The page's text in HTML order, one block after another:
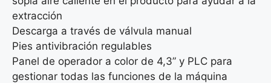
extracción
Descarga a través de válvula manual
Pies antivibración regulables
Panel de operador a color de 4,3” y PLC para
gestionar todas las funciones de la máquina